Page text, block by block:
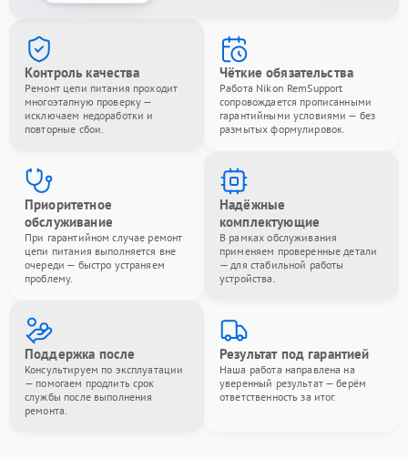
Контроль качества
Ремонт цепи питания проходит
многоэтапную проверку —
исключаем недоработки и
повторные сбои.
Чёткие обязательства
Работа Nikon RemSupport
сопровождается прописанными
гарантийными условиями — без
размытых формулировок.
Приоритетное
обслуживание
При гарантийном случае ремонт
цепи питания выполняется вне
очереди — быстро устраняем
проблему.
Надёжные
комплектующие
В рамках обслуживания
применяем проверенные детали
— для стабильной работы
устройства.
Поддержка после
Консультируем по эксплуатации
— помогаем продлить срок
службы после выполнения
ремонта.
Результат под гарантией
Наша работа направлена на
уверенный результат — берём
ответственность за итог.